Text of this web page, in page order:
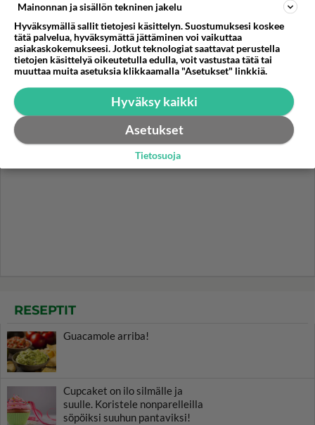
Kun yksi kauhallinen ei riitä...
Tämä helppo arkiruoka ei jää
syömättä!
RESEPTIT
Guacamole arriba!
Cupcaket on ilo silmälle ja
suulle. Koristele nonparelleilla
söpöiksi suuhun pantaviksi!
Mainonnan ja sisällön tekninen jakelu
Hyväksymällä sallit tietojesi käsittelyn. Suostumuksesi koskee
tätä palvelua, hyväksymättä jättäminen voi vaikuttaa
asiakaskokemukseesi. Jotkut teknologiat saattavat perustella
tietojen käsittelyä oikeutetulla edulla, voit vastustaa tätä tai
muuttaa muita asetuksia klikkaamalla "Asetukset" linkkiä.
Hyväksy kaikki
Asetukset
Tietosuoja